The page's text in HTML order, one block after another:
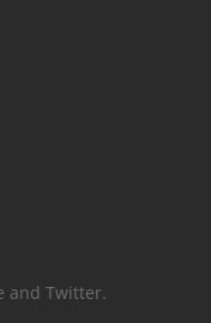
and Twitter.